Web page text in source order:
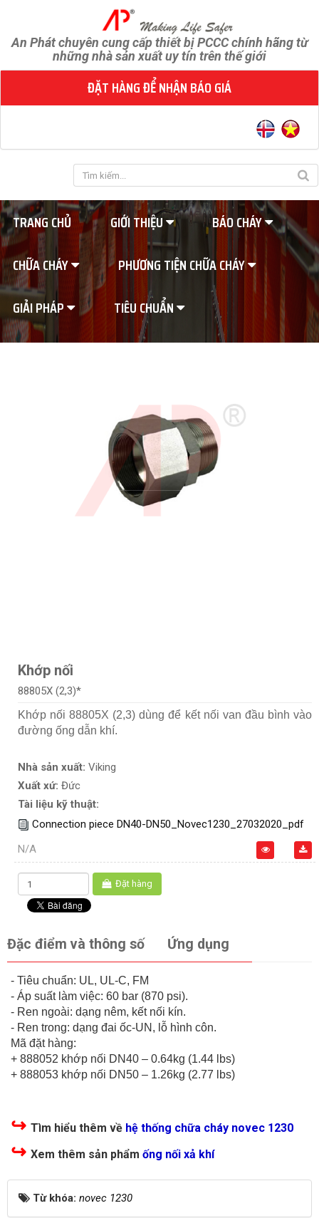
An Phát chuyên cung cấp thiết bị PCCC chính hãng từ
những nhà sản xuất uy tín trên thế giới
ĐẶT HÀNG ĐỂ NHẬN BÁO GIÁ
TRANG CHỦ GIỚI THIỆU
BÁO CHÁY
CHỮA CHÁY
PHƯƠNG TIỆN CHỮA CHÁY
GIẢI PHÁP
TIÊU CHUẨN
Khớp nối
88805X (2,3)*
Khớp nối 88805X (2,3) dùng để kết nối van đầu bình vào
đường ống dẫn khí.
Nhà sản xuất: Viking
Xuất xứ: Đức
Tài liệu kỹ thuật:
Connection piece DN40-DN50_Novec1230_27032020_pdf
N/A
Đặt hàng
Đặc điểm và thông số Ứng dụng
- Tiêu chuẩn: UL, UL-C, FM
- Áp suất làm việc: 60 bar (870 psi).
- Ren ngoài: dạng nêm, kết nối kín.
- Ren trong: dạng đai ốc-UN, lỗ hình côn.
Mã đặt hàng:
+ 888052 khớp nối DN40 – 0.64kg (1.44 lbs)
+ 888053 khớp nối DN50 – 1.26kg (2.77 lbs)
↪ Tìm hiểu thêm về hệ thống chữa cháy novec 1230
↪ Xem thêm sản phẩm ống nối xả khí
Từ khóa: novec 1230